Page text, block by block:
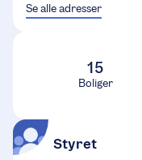
Se alle adresser
15
Boliger
Styret